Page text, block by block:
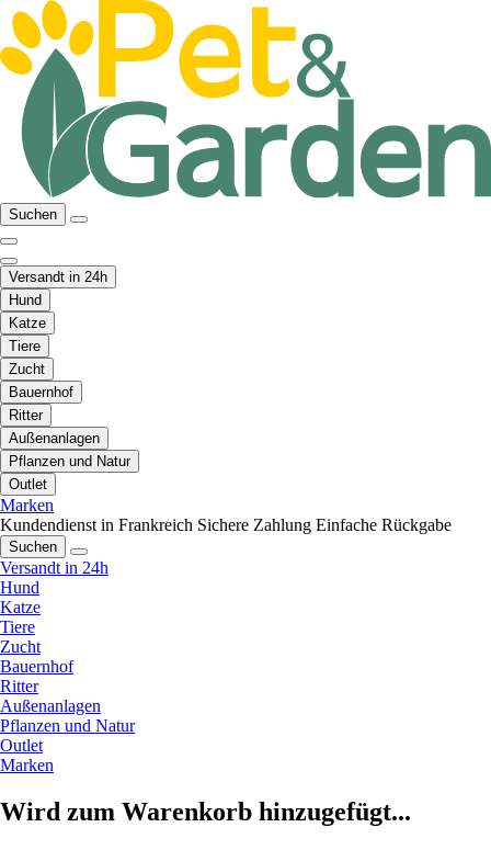
Suchen
Versandt in 24h
Hund
Katze
Tiere
Zucht
Bauernhof
Ritter
Außenanlagen
Pflanzen und Natur
Outlet
Marken
Kundendienst in Frankreich Sichere Zahlung Einfache Rückgabe
Suchen
Versandt in 24h
Hund
Katze
Tiere
Zucht
Bauernhof
Ritter
Außenanlagen
Pflanzen und Natur
Outlet
Marken
Wird zum Warenkorb hinzugefügt...